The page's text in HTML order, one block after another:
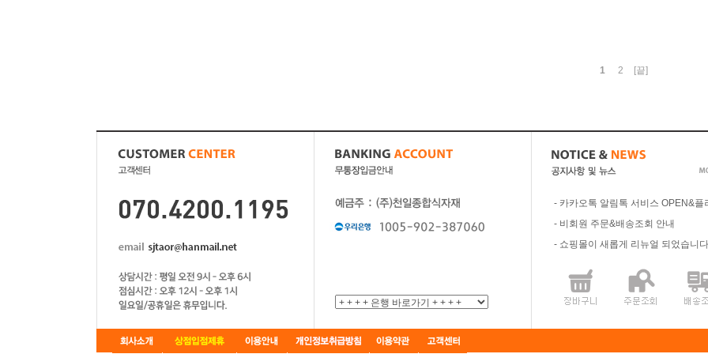
1 2 [끝]
- 카카오톡 알림톡 서비스 OPEN&플
- 비회원 주문&배송조회 안내
- 쇼핑몰이 새롭게 리뉴얼 되었습니다